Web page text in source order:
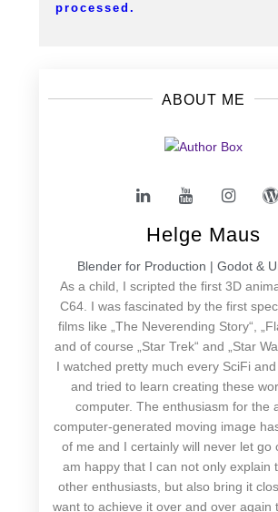
processed.
ABOUT ME
Helge Maus
Blender for Production | Godot &
As a child, I scripted the first 3D
C64. I was fascinated by the first
films like „The Neverending Story“,
and of course „Star Trek“ and „Star
I watched pretty much every SciFi
and tried to learn creating these
computer. The enthusiasm for the
computer-generated moving image
of me and I certainly will never let go
am happy that I can not only explain
other enthusiasts, but also bring it
want to achieve it over and over again